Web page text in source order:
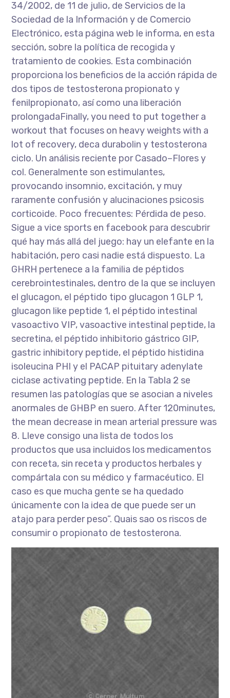
34/2002, de 11 de julio, de Servicios de la
Sociedad de la Información y de Comercio
Electrónico, esta página web le informa, en esta
sección, sobre la política de recogida y
tratamiento de cookies. Esta combinación
proporciona los beneficios de la acción rápida de
dos tipos de testosterona propionato y
fenilpropionato, así como una liberación
prolongadaFinally, you need to put together a
workout that focuses on heavy weights with a
lot of recovery, deca durabolin y testosterona
ciclo. Un análisis reciente por Casado–Flores y
col. Generalmente son estimulantes,
provocando insomnio, excitación, y muy
raramente confusión y alucinaciones psicosis
corticoide. Poco frecuentes: Pérdida de peso.
Sigue a vice sports en facebook para descubrir
qué hay más allá del juego: hay un elefante en la
habitación, pero casi nadie está dispuesto. La
GHRH pertenece a la familia de péptidos
cerebrointestinales, dentro de la que se incluyen
el glucagon, el péptido tipo glucagon 1 GLP 1,
glucagon like peptide 1, el péptido intestinal
vasoactivo VIP, vasoactive intestinal peptide, la
secretina, el péptido inhibitorio gástrico GIP,
gastric inhibitory peptide, el péptido histidina
isoleucina PHI y el PACAP pituitary adenylate
ciclase activating peptide. En la Tabla 2 se
resumen las patologías que se asocian a niveles
anormales de GHBP en suero. After 120minutes,
the mean decrease in mean arterial pressure was
8. Lleve consigo una lista de todos los
productos que usa incluidos los medicamentos
con receta, sin receta y productos herbales y
compártala con su médico y farmacéutico. El
caso es que mucha gente se ha quedado
únicamente con la idea de que puede ser un
atajo para perder peso”. Quais sao os riscos de
consumir o propionato de testosterona.